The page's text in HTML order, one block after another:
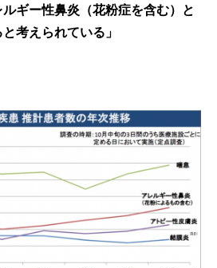
ギー性鼻炎（花粉症を含む）と
考えられている」